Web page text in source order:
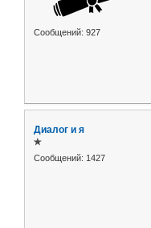
Сообщений: 927
Диалог и я
✯
Сообщений: 1427